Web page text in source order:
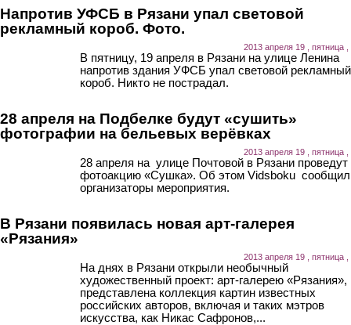
Напротив УФСБ в Рязани упал световой
рекламный короб. Фото.
2013 апреля 19 , пятница ,
В пятницу, 19 апреля в Рязани на улице Ленина
напротив здания УФСБ упал световой рекламный
короб. Никто не пострадал.
28 апреля на Подбелке будут «сушить»
фотографии на бельевых верёвках
2013 апреля 19 , пятница ,
28 апреля на улице Почтовой в Рязани проведут
фотоакцию «Сушка». Об этом Vidsboku
организаторы мероприятия.
В Рязани появилась новая арт-галерея
«Рязания»
2013 апреля 19 , пятница ,
На днях в Рязани открыли необычный
художественный проект: арт-галерею «Рязания»,
представлена коллекция картин известных
российских авторов, включая и таких мэтров
искусства, как Никас Сафронов,...